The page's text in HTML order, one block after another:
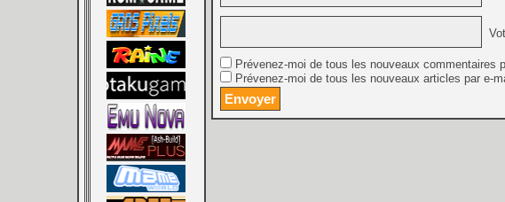
Prévenez-moi de tous les nouveaux commentaires
Prévenez-moi de tous les nouveaux articles par e-